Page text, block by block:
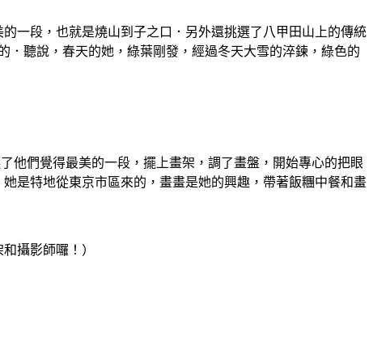
一段，也就是燒山到子之口．另外還挑選了八甲田山上的傳統
聽說，春天的她，綠葉剛發，經過冬天大雪的淬鍊，綠色的
他們覺得最美的一段，擺上畫架，調了畫盤，開始專心的把眼
是特地從東京市區來的，畫畫是她的興趣，帶著飯糰中餐和畫
攝影師囉！）